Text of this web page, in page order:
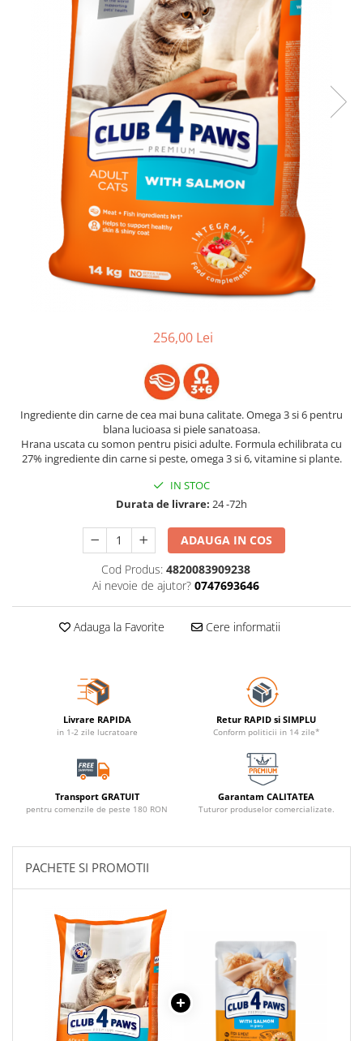
256,00 Lei
Ingrediente din carne de cea mai buna calitate. Omega 3 si 6 pentru
blana lucioasa si piele sanatoasa.
Hrana uscata cu somon pentru pisici adulte. Formula echilibrata cu
27% ingrediente din carne si peste, omega 3 si 6, vitamine si plante.
IN STOC
Durata de livrare: 24 -72h
ADAUGA IN COS
Cod Produs: 4820083909238
Ai nevoie de ajutor? 0747693646
Adauga la Favorite Cere informatii
Livrare RAPIDA
in 1-2 zile lucratoare
Retur RAPID si SIMPLU
Conform politicii in 14 zile*
Transport GRATUIT
pentru comenzile de peste 180 RON
Garantam CALITATEA
Tuturor produselor comercializate.
PACHETE SI PROMOTII